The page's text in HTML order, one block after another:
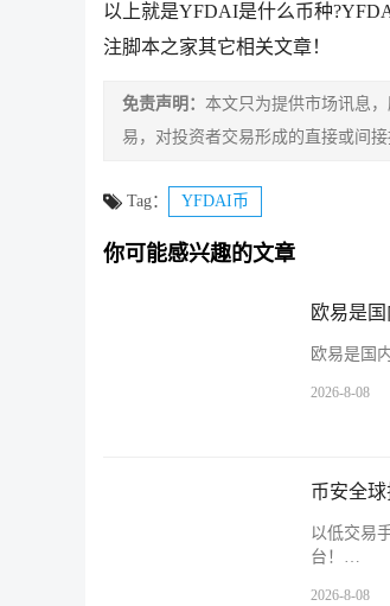
以上就是YFDAI是什么币种
注脚本之家其它相关文章！
免责声明： 本文只为提供市场讯息
易，对投资者交易形成的直接或间
Tag： YFDAI币
你可能感兴趣的文章
欧易是
欧易是国
2026-8-08
币安全
以低交易
台！…
2026-8-08